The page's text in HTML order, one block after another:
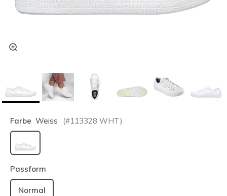
Farbe Weiss (#113328 WHT)
ausgewählt
Passform
Normal